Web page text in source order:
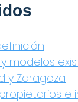
modelos
y Zaragoza
e